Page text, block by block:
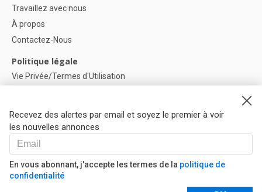
Recevez des alertes par email et soyez le premier à voir
les nouvelles annonces
En vous abonnant, j'accepte les termes de la politique de
confidentialité
Travaillez avec nous
À propos
Contactez-Nous
Politique légale
Vie Privée/Termes d'Utilisation
Paramètres des cookies
Aide
FAQ
Nos Partenaires